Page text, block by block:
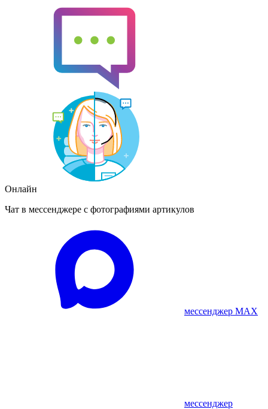
Онлайн
Чат в мессенджере с фотографиями артикулов
мессенджер MAX
мессенджер